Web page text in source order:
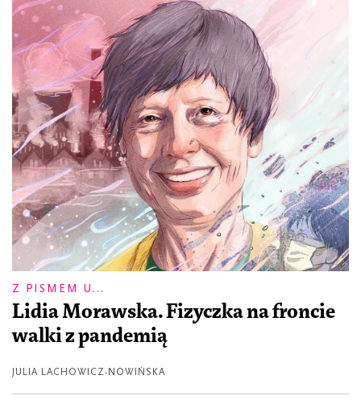
Z PISMEM U...
Lidia Morawska. Fizyczka na froncie
walki z pandemią
JULIA LACHOWICZ-NOWIŃSKA